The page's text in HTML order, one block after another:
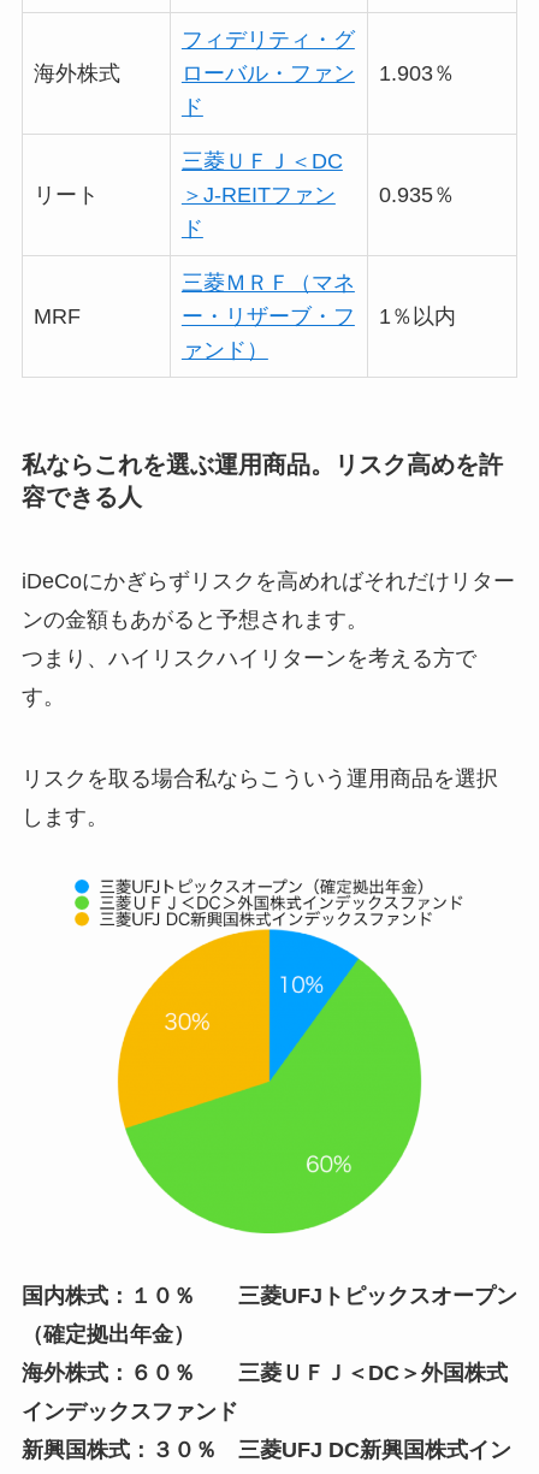
海外株式
フィデリティ・グ
ローバル・ファン
ド
1.903％
リート
三菱ＵＦＪ＜DC
＞J-REITファン
ド
0.935％
MRF
三菱ＭＲＦ（マネ
ー・リザーブ・フ
ァンド）
1％以内
私ならこれを選ぶ運用商品。リスク高めを許
容できる人
iDeCoにかぎらずリスクを高めればそれだけリター
ンの金額もあがると予想されます。
つまり、ハイリスクハイリターンを考える方で
す。
リスクを取る場合私ならこういう運用商品を選択
します。
国内株式：１０％ 三菱UFJトピックスオープン
（確定拠出年金）
海外株式：６０％ 三菱ＵＦＪ＜DC＞外国株式
インデックスファンド
新興国株式：３０％ 三菱UFJ DC新興国株式イン